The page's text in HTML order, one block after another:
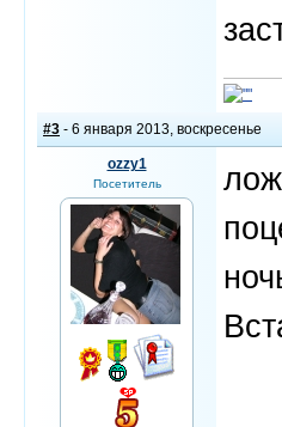
#3 - 6 января 2013, воскресенье
ozzy1
Посетитель